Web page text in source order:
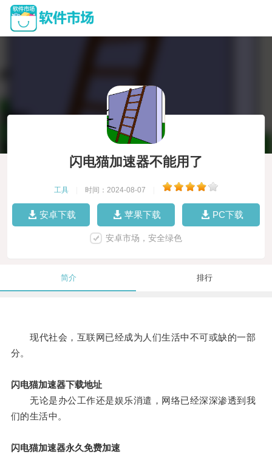
闪电猫加速器不能用了
工具 时间：2024-08-07
安卓下载 苹果下载 PC下载
安卓市场，安全绿色
简介 排行
现代社会，互联网已经成为人们生活中不可或缺的一部
分。
闪电猫加速器下载地址
无论是办公工作还是娱乐消遣，网络已经深深渗透到我
们的生活中。
闪电猫加速器永久免费加速